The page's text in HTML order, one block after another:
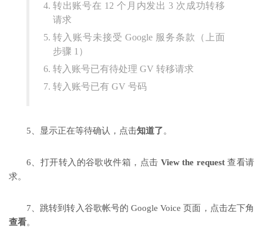
转出账号在 12 个月内发出 3 次成功转移
请求
转入账号未接受 Google 服务条款（上面
步骤 1）
转入账号已有待处理 GV 转移请求
转入账号已有 GV 号码
5、显示正在等待确认，点击知道了。
6、打开转入的谷歌收件箱，点击 View the request查看请
求。
7、跳转到转入谷歌帐号的 Google Voice 页面，点击左下角
查看。